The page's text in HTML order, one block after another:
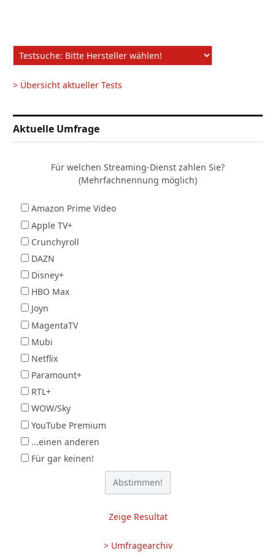
> Übersicht aktueller Tests
Aktuelle Umfrage
Für welchen Streaming-Dienst zahlen Sie?
(Mehrfachnennung möglich)
Amazon Prime Video
Apple TV+
Crunchyroll
DAZN
Disney+
HBO Max
Joyn
MagentaTV
Mubi
Netflix
Paramount+
RTL+
WOW/Sky
YouTube Premium
...einen anderen
Für gar keinen!
Zeige Resultat
> Umfragearchiv